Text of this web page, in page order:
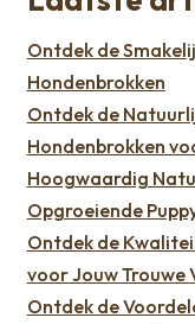
Ontdek de
Hondenbrokken
Ontdek de
Hondenbrokken
Hoogwaardig
Opgroeiende
Ontdek de
voor Jouw Trouwe
Ontdek de